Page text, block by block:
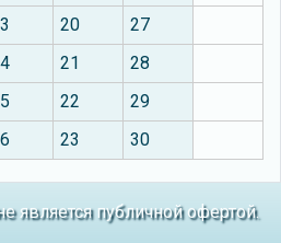
20
27
21
28
22
29
23 30
является публичной офертой.